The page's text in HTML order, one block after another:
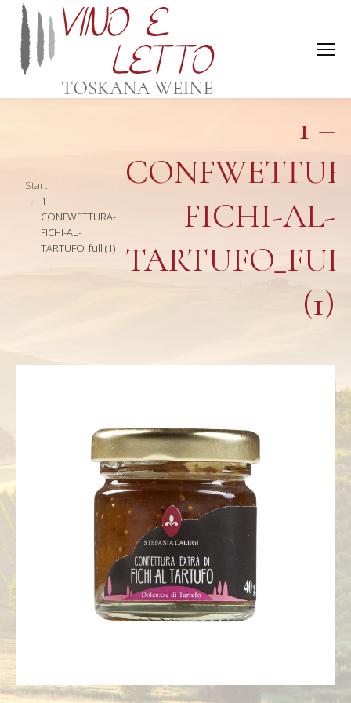
Sie befinden sich hier:
Start
1 –
CONFWETTURA-
FICHI-AL-
TARTUFO_full (1)
1 –
FICHI-AL-
(1)